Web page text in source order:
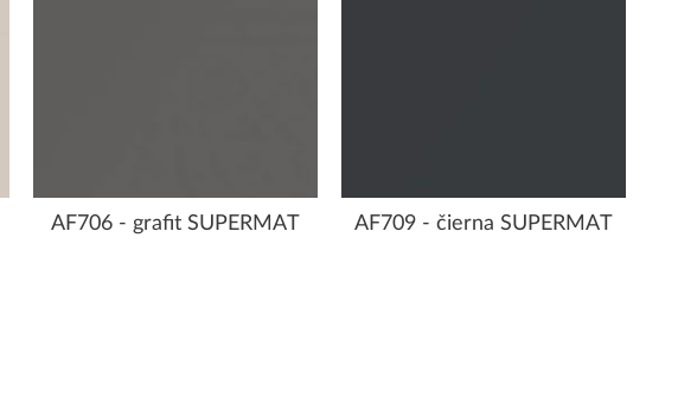
AF706 - grafit SUPERMAT AF709 - čierna SUPERMAT